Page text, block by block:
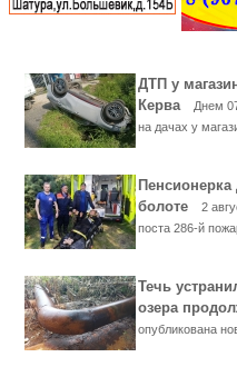
ДТП у
Керва
Днем
на дачах у
Пенсионерка
болоте
2
поста 286-й
Течь
озера
опубликована